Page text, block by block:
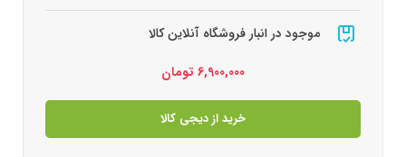
موجود در انبار فروشگاه آنلاین کالا
6,900,000 تومان
خرید از دیجی کالا